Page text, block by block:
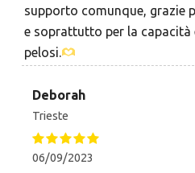
supporto comunque, grazie
e soprattutto per la capacità
pelosi.
Deborah
Trieste
06/09/2023